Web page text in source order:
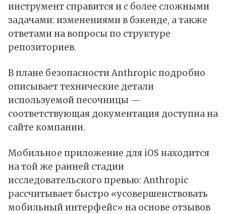
инструмент справится и с более сложными
задачами: изменениями в бэкенде, а также
ответами на вопросы по структуре
репозиториев.
В плане безопасности Anthropic подробно
описывает технические детали
используемой песочницы —
соответствующая документация доступна на
сайте компании.
Мобильное приложение для iOS находится
на той же ранней стадии
исследовательского превью: Anthropic
рассчитывает быстро «усовершенствовать
мобильный интерфейс» на основе отзывов